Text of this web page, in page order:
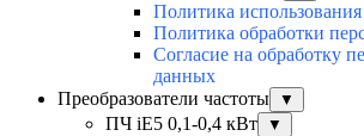
Политика
Политика обработки
Согласие на обработку
данных
Преобразователи частоты
▼
ПЧ iE5 0,1-0,4 кВт ▼